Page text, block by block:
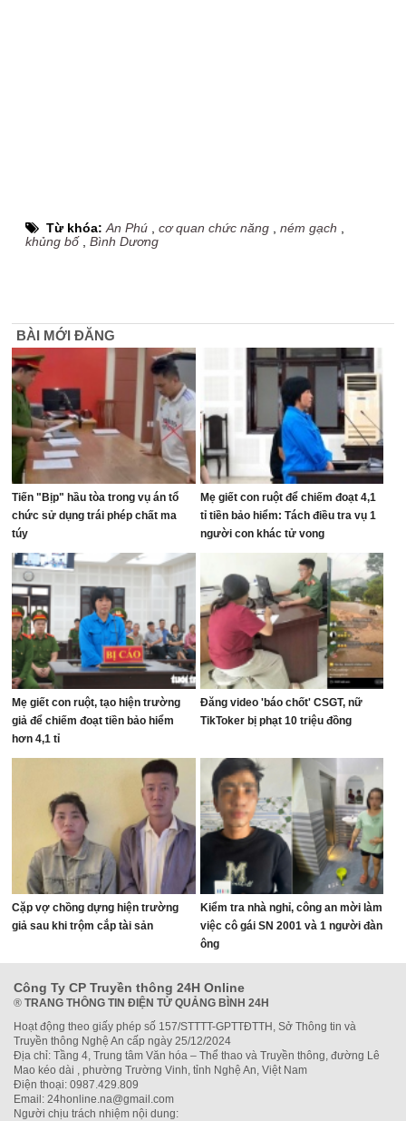
Từ khóa:An Phú ,cơ quan chức năng ,ném gạch
khủng bố,Bình Dương
BÀI MỚI ĐĂNG
Tiến "Bịp" hầu tòa trong vụ án tổ
chức sử dụng trái phép chất ma
túy
Mẹ giết con ruột để chiếm đoạt 4,1
tỉ tiền bảo hiểm: Tách điều tra vụ 1
người con khác tử vong
Mẹ giết con ruột, tạo hiện trường
giả để chiếm đoạt tiền bảo hiểm
hơn 4,1 tỉ
Đăng video 'báo chốt' CSGT, nữ
TikToker bị phạt 10 triệu đồng
Cặp vợ chồng dựng hiện trường
giả sau khi trộm cắp tài sản
Kiểm tra nhà nghỉ, công an mời làm
việc cô gái SN 2001 và 1 người đàn
ông
Công Ty CP Truyền thông 24H Online
® TRANG THÔNG TIN ĐIỆN TỬ QUẢNG BÌNH 24H
Hoạt động theo giấy phép số 157/STTTT-GPTTĐTTH, Sở Thông tin và
Truyền thông Nghệ An cấp ngày 25/12/2024
Địa chỉ: Tầng 4, Trung tâm Văn hóa – Thể thao và Truyền thông, đường Lê
Mao kéo dài , phường Trường Vinh, tỉnh Nghệ An, Việt Nam
Điện thoại: 0987.429.809
Email: 24honline.na@gmail.com
Người chịu trách nhiệm nội dung: